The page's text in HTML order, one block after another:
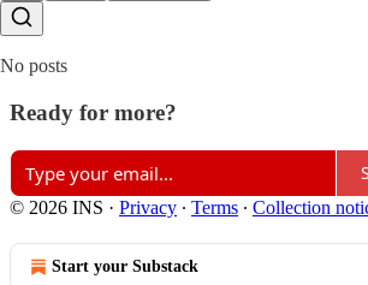
No posts
Ready for more?
© 2026 INS · Privacy ∙ Terms ∙ Collection
Start your Substack